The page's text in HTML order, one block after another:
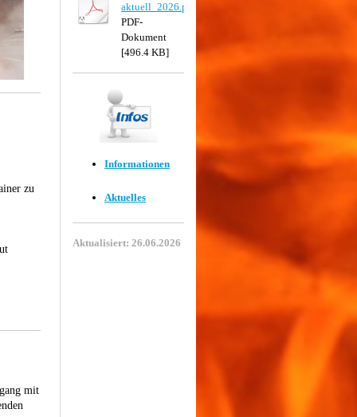
zu
mit
aktuell_2026.pdf
PDF-
Dokument
[496.4 KB]
Informationen
Aktuelles
Aktualisiert: 26.06.2026